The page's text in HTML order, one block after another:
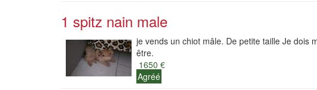
1 spitz nain male
je vends un chiot mâle. De petite taille Je dois
être.
1650 €
Agréé